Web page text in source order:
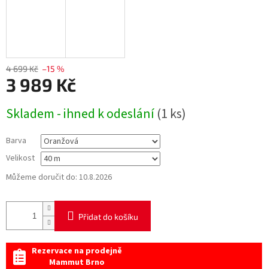
4 699 Kč –15 %
3 989 Kč
cena:
Skladem - ihned k odeslání(1 ks)
Barva
Velikost
Můžeme doručit do: 10.8.2026
Přidat do košíku
Rezervace na prodejně
Mammut Brno